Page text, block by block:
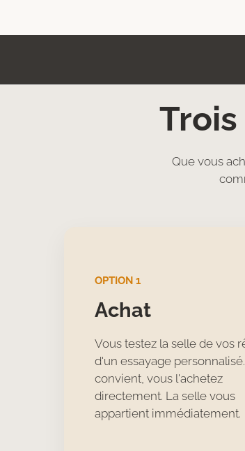
Que vous
OPTION 1
Achat
Vous testez la selle de vos
d'un essayage
convient, vous l'achetez
directement. La selle vous
appartient immédiatement.